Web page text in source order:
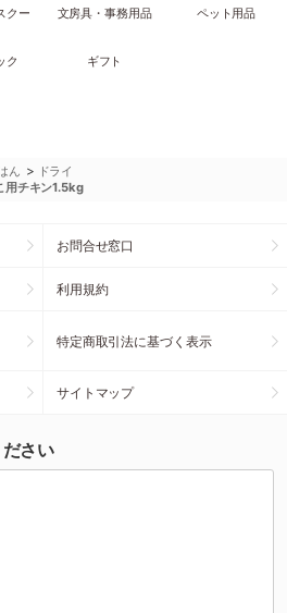
クー
文房具・事務用品 ペット用品
ク ギフト
ん > ドライ
用チキン1.5kg
お問合せ窓口
利用規約
特定商取引法に基づく表示
サイトマップ
さい